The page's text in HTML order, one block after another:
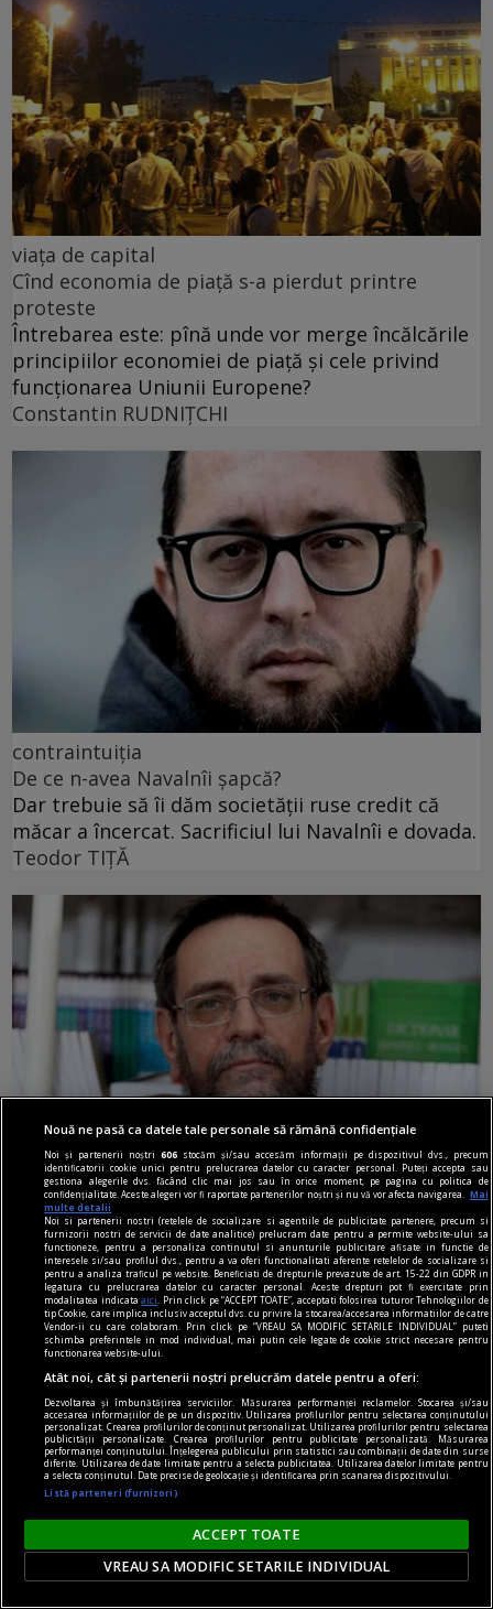
viața de capital
Cînd economia de piață s-a pierdut printre
proteste
Întrebarea este: pînă unde vor merge încălcările
principiilor economiei de piață și cele privind
funcționarea Uniunii Europene?
Constantin RUDNIŢCHI
contraintuiția
De ce n-avea Navalnîi șapcă?
Dar trebuie să îi dăm societății ruse credit că
măcar a încercat. Sacrificiul lui Navalnîi e dovada.
Teodor TIŢĂ
la răscruce de gînduri
Succesiunea
Nici Europa nu stă grozav înaintea unor alegeri
care pot să împingă în parlamentele europene
diferiți demagogi cu promisiuni maximale și
capacități mediocre.
Andrei CORNEA
Nouă ne pasă ca datele tale personale să rămână confidențiale
Noi și partenerii noștri606 stocăm și/sau accesăm informații pe dispozitivul dvs., precum
identificatorii cookie unici pentru prelucrarea datelor cu caracter personal. Puteți accepta sau
gestiona alegerile dvs. făcând clic mai jos sau în orice moment, pe pagina cu politica de
confidențialitate. Aceste alegeri vor fi raportate partenerilor noștri și nu vă vor afecta navigarea.
Mai
multe detalii
Noi si partenerii nostri (retelele de socializare si agentiile de publicitate partenere, precum si
furnizorii nostri de servicii de date analitice) prelucram date pentru a permite website-ului sa
functioneze, pentru a personaliza continutul si anunturile publicitare afisate in functie de
interesele si/sau profilul dvs., pentru a va oferi functionalitati aferente retelelor de socializare si
pentru a analiza traficul pe website. Beneficiati de drepturile prevazute de art. 15-22 din GDPR in
legatura cu prelucrarea datelor cu caracter personal. Aceste drepturi pot fi exercitate prin
modalitatea indicataaici
. Prin click pe “ACCEPT TOATE”, acceptati folosirea tuturor Tehnologiilor de
tip Cookie, care implica inclusiv acceptul dvs. cu privire la stocarea/accesarea informatiilor de catre
Vendor-ii cu care colaboram. Prin click pe “VREAU SA MODIFIC SETARILE INDIVIDUAL” puteti
schimba preferintele in mod individual, mai putin cele legate de cookie strict necesare pentru
functionarea website-ului.
Atât noi, cât și partenerii noștri prelucrăm datele pentru a oferi:
Dezvoltarea și îmbunătățirea serviciilor. Măsurarea performanței reclamelor. Stocarea și/sau
accesarea informațiilor de pe un dispozitiv. Utilizarea profilurilor pentru selectarea conținutului
personalizat. Crearea profilurilor de conținut personalizat. Utilizarea profilurilor pentru selectarea
publicității personalizate. Crearea profilurilor pentru publicitate personalizată. Măsurarea
performanței conținutului. Înțelegerea publicului prin statistici sau combinații de date din surse
diferite. Utilizarea de date limitate pentru a selecta publicitatea. Utilizarea datelor limitate pentru
a selecta conținutul. Date precise de geolocație și identificarea prin scanarea dispozitivului.
Listă parteneri (furnizori)
ACCEPT TOATE
VREAU SA MODIFIC SETARILE INDIVIDUAL